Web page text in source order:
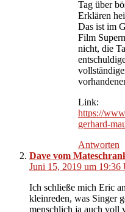
Tag über
Erklären
Das ist im
Film
nicht, die
Link:
https://
gerhard-
Antworten
Dave vom
Juni 15, 2019 um 19:36
Ich schließe mich Eric
kleinreden, was Singer
menschlich ja auch voll